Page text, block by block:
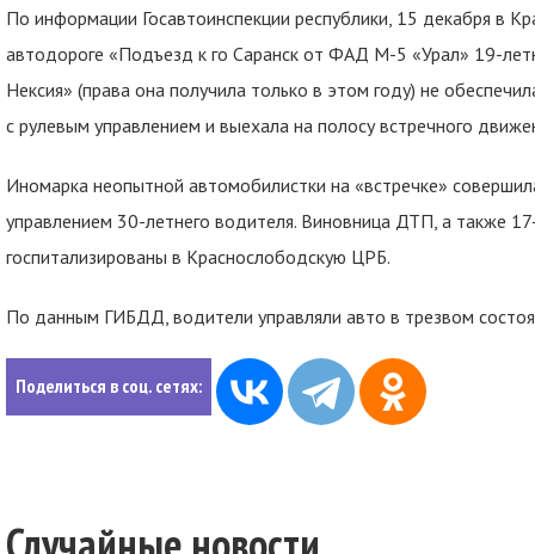
По информации Госавтоинспекции республики, 15 декабря в
автодороге «Подъезд к го Саранск от ФАД М-5 «Урал» 19-
Нексия» (права она получила только в этом году) не
с рулевым управлением и выехала на полосу встречного
Иномарка неопытной автомобилистки на «встречке»
управлением 30-летнего водителя. Виновница ДТП, а также
госпитализированы в Краснослободскую ЦРБ.
По данным ГИБДД, водители управляли авто в трезвом
Поделиться в соц. сетях: